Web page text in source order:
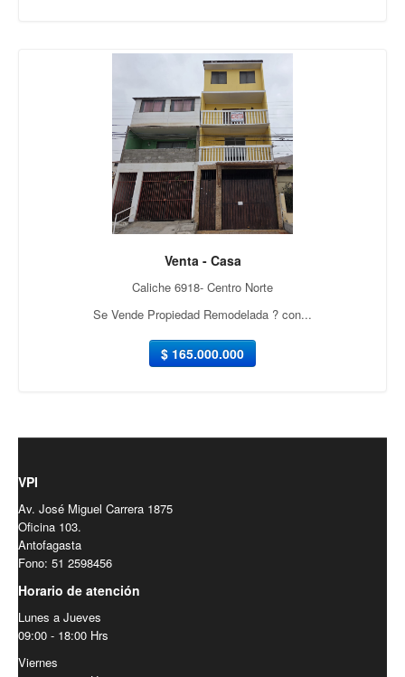
Venta - Casa
Caliche 6918- Centro Norte
Se Vende Propiedad Remodelada ? con...
$ 165.000.000
VPI
Av. José Miguel Carrera 1875
Oficina 103.
Antofagasta
Fono: 51 2598456
Horario de atención
Lunes a Jueves
09:00 - 18:00 Hrs
Viernes